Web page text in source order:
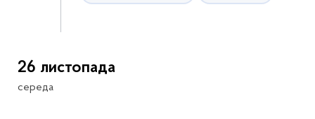
26 листопада
середа